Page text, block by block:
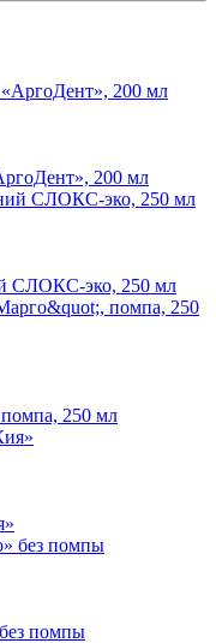
200 мл
СЛОКС-эко, 250 мл
250 мл
помпы